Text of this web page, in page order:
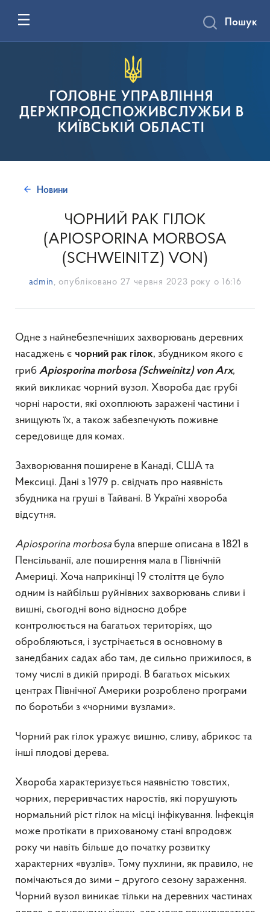
ГОЛОВНЕ УПРАВЛІННЯ
ДЕРЖПРОДСПОЖИВСЛУЖБИ В
КИЇВСЬКІЙ ОБЛАСТІ
Пошук
Новини
ЧОРНИЙ РАК ГІЛОК
(APIOSPORINA MORBOSA
(SCHWEINITZ) VON)
admin , опубліковано 27 червня 2023 року о 16:16
Одне з найнебезпечніших захворювань деревних
насаджень є чорний рак гілок, збудником якого є
гриб Apiosporina morbosa (Schweinitz) von Arx,
який викликає чорний вузол. Хвороба дає грубі
чорні нарости, які охоплюють заражені частини і
знищують їх, а також забезпечують поживне
середовище для комах.
Захворювання поширене в Канаді, США та
Мексиці. Дані з 1979 р. свідчать про наявність
збудника на груші в Тайвані. В Україні хвороба
відсутня.
Apiosporina morbosaбула вперше описана в 1821 в
Пенсільванії, але поширення мала в Північній
Америці. Хоча наприкінці 19 століття це було
одним із найбільш руйнівних захворювань сливи і
вишні, сьогодні воно відносно добре
контролюється на багатьох територіях, що
обробляються, і зустрічається в основному в
занедбаних садах або там, де сильно прижилося, в
тому числі в дикій природі. В багатьох міських
центрах Північної Америки розроблено програми
по боротьби з «чорними вузлами».
Чорний рак гілок уражує вишню, сливу, абрикос та
інші плодові дерева.
Хвороба характеризується наявністю товстих,
чорних, переривчастих наростів, які порушують
нормальний ріст гілок на місці інфікування. Інфекція
може протікати в прихованому стані впродовж
року чи навіть більше до початку розвитку
характерних «вузлів». Тому пухлини, як правило, не
помічаються до зими – другого сезону зараження.
Чорний вузол виникає тільки на деревних частинах